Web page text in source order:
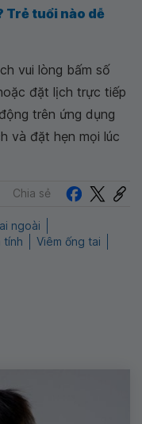
Trẻ tuổi nào dễ
vui lòng bấm số
đặt lịch trực tiếp
trên ứng dụng
và đặt hẹn mọi lúc
Chia sẻ
ngoài
tính
Viêm ống tai